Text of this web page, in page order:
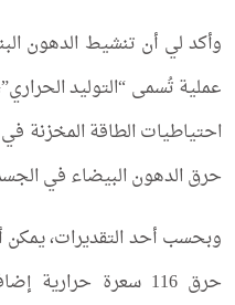
وأكد لي أن تنشيط الدهون
عملية تُسمى “التوليد
احتياطيات الطاقة المخزنة
حرق الدهون البيضاء في
وبحسب أحد التقديرات، يمكن
حرق 116 سعرة